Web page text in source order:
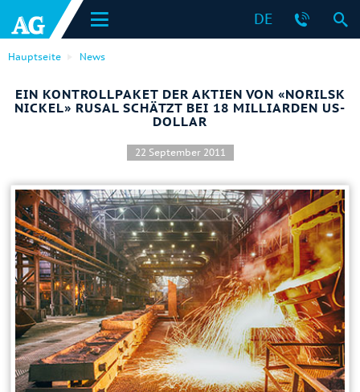
DE
Hauptseite News
EIN KONTROLLPAKET DER AKTIEN VON «NORILSK
NICKEL» RUSAL SCHÄTZT BEI 18 MILLIARDEN US-
DOLLAR
22 September 2011